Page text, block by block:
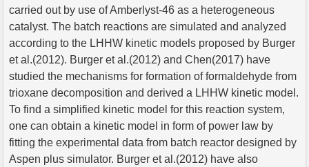
carried out by use of Amberlyst-46 as a heterogeneous
catalyst. The batch reactions are simulated and analyzed
according to the LHHW kinetic models proposed by Burger
et al.(2012). Burger et al.(2012) and Chen(2017) have
studied the mechanisms for formation of formaldehyde from
trioxane decomposition and derived a LHHW kinetic model.
To find a simplified kinetic model for this reaction system,
one can obtain a kinetic model in form of power law by
fitting the experimental data from batch reactor designed by
Aspen plus simulator. Burger et al.(2012) have also